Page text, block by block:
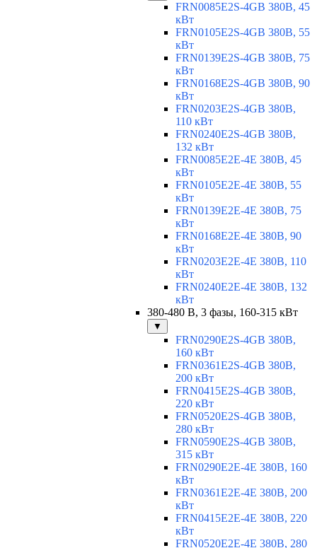
FRN0085E2S-4GB 380В, 45
кВт
FRN0105E2S-4GB 380В, 55
кВт
FRN0139E2S-4GB 380В, 75
кВт
FRN0168E2S-4GB 380В, 90
кВт
FRN0203E2S-4GB 380В,
110 кВт
FRN0240E2S-4GB 380В,
132 кВт
FRN0085E2E-4E 380В, 45
кВт
FRN0105E2E-4E 380В, 55
кВт
FRN0139E2E-4E 380В, 75
кВт
FRN0168E2E-4E 380В, 90
кВт
FRN0203E2E-4E 380В, 110
кВт
FRN0240E2E-4E 380В, 132
кВт
380-480 В, 3 фазы, 160-315 кВт
▼
FRN0290E2S-4GB 380В,
160 кВт
FRN0361E2S-4GB 380В,
200 кВт
FRN0415E2S-4GB 380В,
220 кВт
FRN0520E2S-4GB 380В,
280 кВт
FRN0590E2S-4GB 380В,
315 кВт
FRN0290E2E-4E 380В, 160
кВт
FRN0361E2E-4E 380В, 200
кВт
FRN0415E2E-4E 380В, 220
кВт
FRN0520E2E-4E 380В, 280